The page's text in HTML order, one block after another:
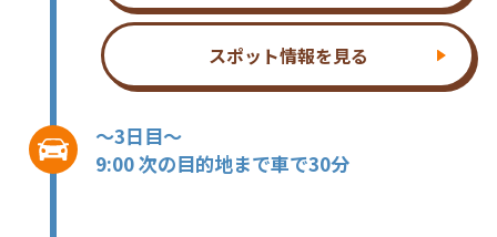
スポット情報を見る
～3日目～
9:00 次の目的地まで車で30分